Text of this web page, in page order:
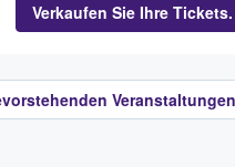
Verkaufen Sie Ihre Tickets.